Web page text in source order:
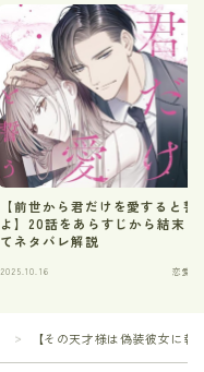
【前世から君だけを愛すると誓
よ】20話をあらすじから結末ま
てネタバレ解説
2025.10.16 恋愛・
＞ 【その天才様は偽装彼女に